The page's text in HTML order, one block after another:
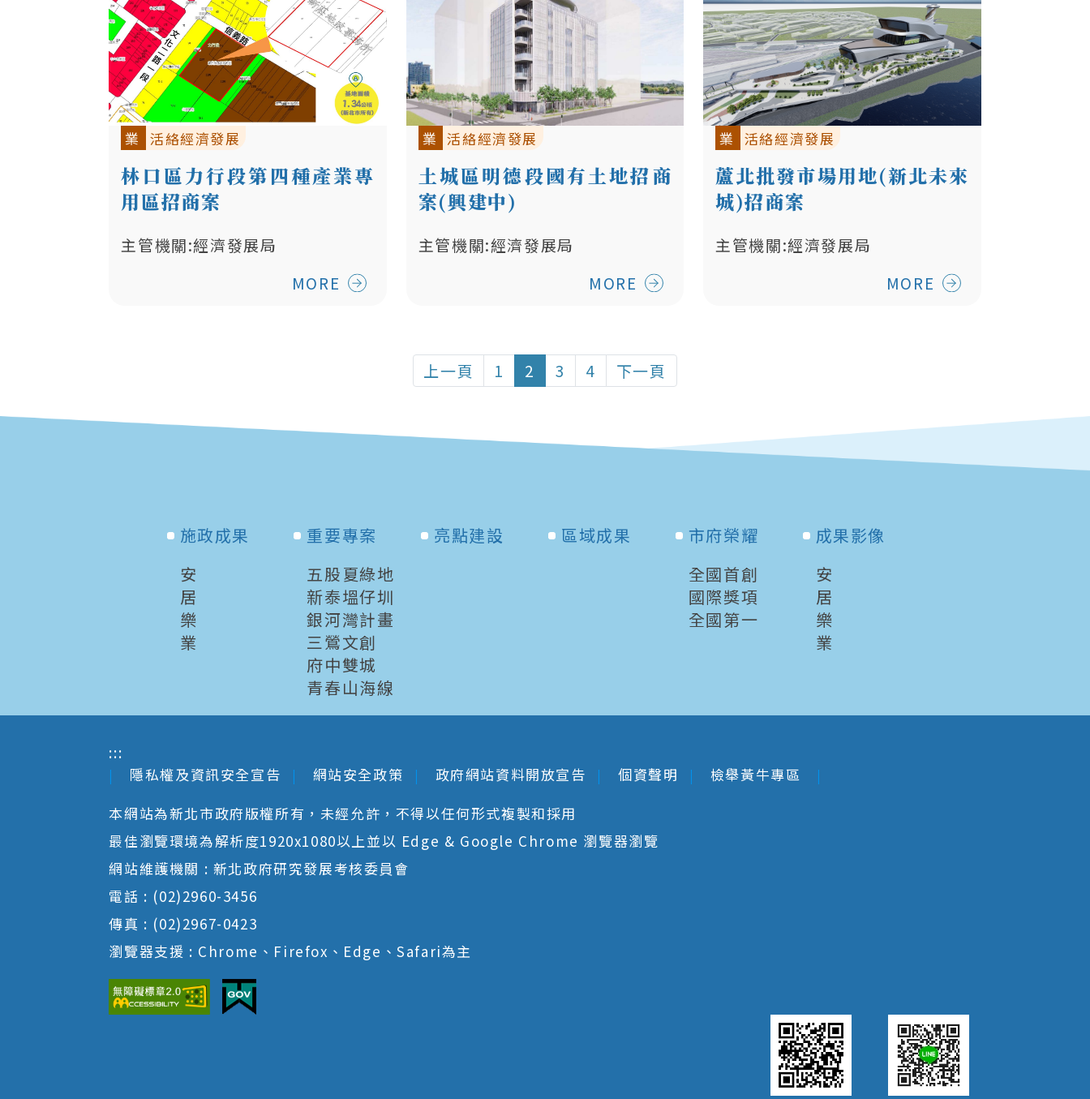
業 活絡經濟發展
林口區力行段第四種產業專
用區招商案
主管機關:經濟發展局
MORE
業 活絡經濟發展
土城區明德段國有土地招商
案(興建中)
主管機關:經濟發展局
MORE
業 活絡經濟發展
蘆北批發市場用地(新北未來
城)招商案
主管機關:經濟發展局
MORE
上一頁 1 2 3 4 下一頁
施政成果
安
居
樂
業
重要專案
五股夏綠地
新泰塭仔圳
銀河灣計畫
三鶯文創
府中雙城
青春山海線
亮點建設 區域成果
市府榮耀
全國首創
國際獎項
全國第一
成果影像
安
居
樂
業
:::
隱私權及資訊安全宣告
網站安全政策 政府網站資料開放宣告 個資聲明
檢舉黃牛專區
本網站為新北市政府版權所有，未經允許，不得以任何形式複製和採用
最佳瀏覽環境為解析度1920x1080以上並以 Edge & Google Chrome 瀏覽器瀏覽
網站維護機關 : 新北政府研究發展考核委員會
電話 : (02)2960-3456
傳真 : (02)2967-0423
瀏覽器支援 : Chrome、Firefox、Edge、Safari為主